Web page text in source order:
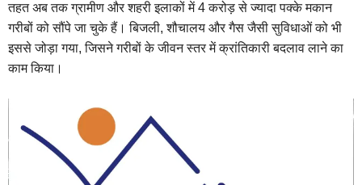
तहत अब तक ग्रामीण और शहरी इलाकों में 4 करोड़ से ज्यादा पक्के मकान
गरीबों को सौंपे जा चुके हैं। बिजली, शौचालय और गैस जैसी सुविधाओं को भी
इससे जोड़ा गया, जिसने गरीबों के जीवन स्तर में क्रांतिकारी बदलाव लाने का
काम किया।